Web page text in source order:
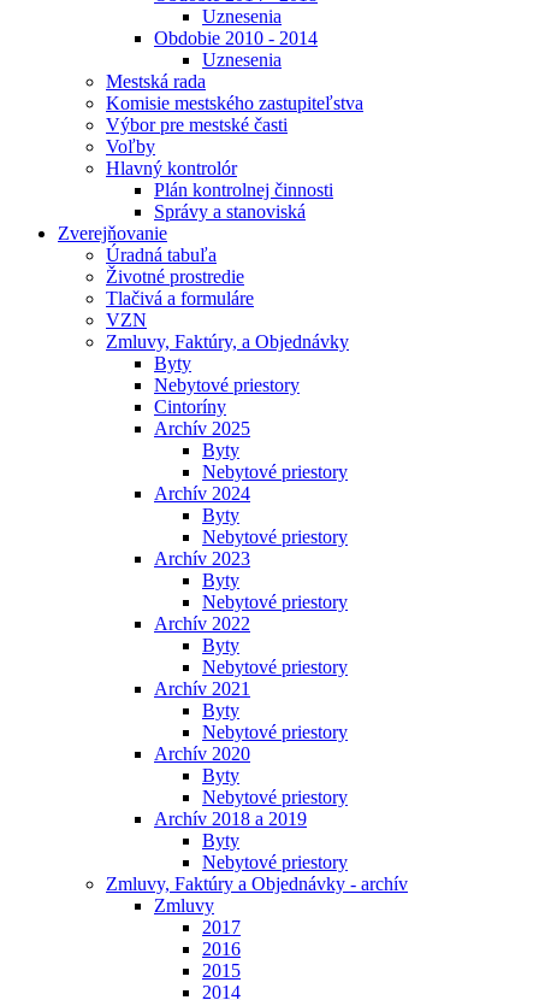
Uznesenia
Obdobie 2010 - 2014
Uznesenia
Mestská rada
Komisie mestského zastupiteľstva
Výbor pre mestské časti
Voľby
Hlavný kontrolór
Plán kontrolnej činnosti
Správy a stanoviská
Zverejňovanie
Úradná tabuľa
Životné prostredie
Tlačivá a formuláre
VZN
Zmluvy, Faktúry, a Objednávky
Byty
Nebytové priestory
Cintoríny
Archív 2025
Byty
Nebytové priestory
Archív 2024
Byty
Nebytové priestory
Archív 2023
Byty
Nebytové priestory
Archív 2022
Byty
Nebytové priestory
Archív 2021
Byty
Nebytové priestory
Archív 2020
Byty
Nebytové priestory
Archív 2018 a 2019
Byty
Nebytové priestory
Zmluvy, Faktúry a Objednávky - archív
Zmluvy
2017
2016
2015
2014